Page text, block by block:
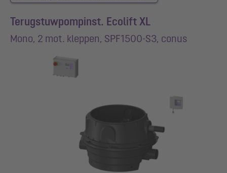
Terugstuwpompinst. Ecolift XL
Mono, 2 mot. kleppen, SPF1500-S3, conus